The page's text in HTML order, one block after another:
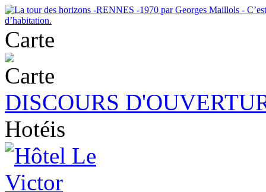
Carte
DISCOURS
Hotéis